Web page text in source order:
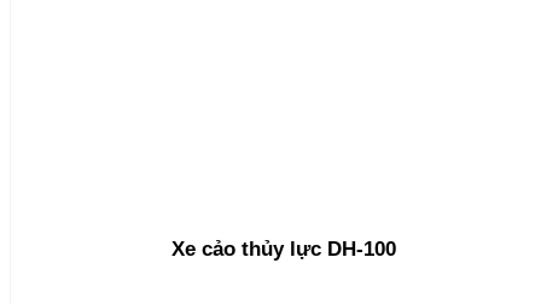
Xe cảo thủy lực DH-100